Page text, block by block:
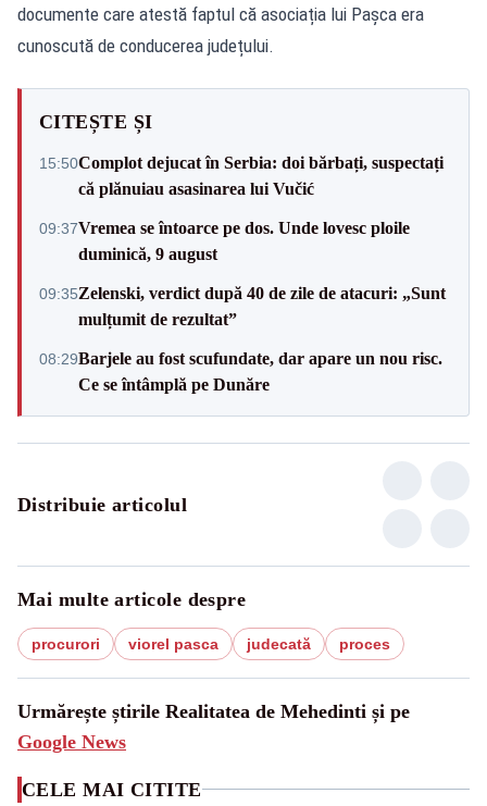
documente care atestă faptul că asociația lui Pașca era
cunoscută de conducerea județului.
CITEȘTE ȘI
15:50Complot dejucat în Serbia: doi bărbați, suspectați
că plănuiau asasinarea lui Vučić
09:37Vremea se întoarce pe dos. Unde lovesc ploile
duminică, 9 august
09:35Zelenski, verdict după 40 de zile de atacuri: „Sunt
mulțumit de rezultat”
08:29Barjele au fost scufundate, dar apare un nou risc.
Ce se întâmplă pe Dunăre
Distribuie articolul
Mai multe articole despre
procurori viorel pasca judecată proces
Urmărește știrile Realitatea de Mehedinti și pe
Google News
CELE MAI CITITE